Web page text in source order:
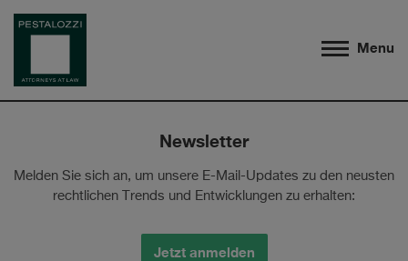
Menu
Newsletter
Melden Sie sich an, um unsere E-Mail-Updates zu den neusten
rechtlichen Trends und Entwicklungen zu erhalten:
Jetzt anmelden